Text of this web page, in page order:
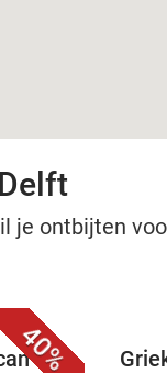
je ontbijten
40%